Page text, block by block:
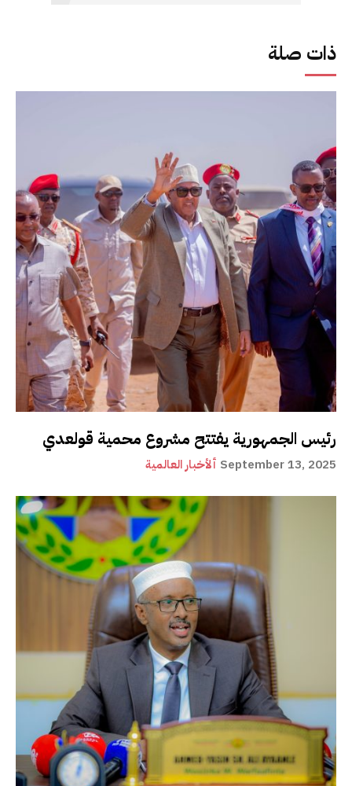
ذات صلة
رئيس الجمهورية يفتتح مشروع محمية قولعدي
ألأخبار العالمية September 13, 2025